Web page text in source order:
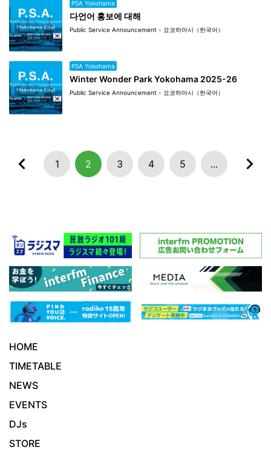
PSA Yokohama
다언어 홍보에 대해
Public Service Announcement - 요코하마시（한국어）
PSA Yokohama
Winter Wonder Park Yokohama 2025-26
Public Service Announcement - 요코하마시（한국어）
1 2 3 4 5 ...
HOME
TIMETABLE
NEWS
EVENTS
DJs
STORE